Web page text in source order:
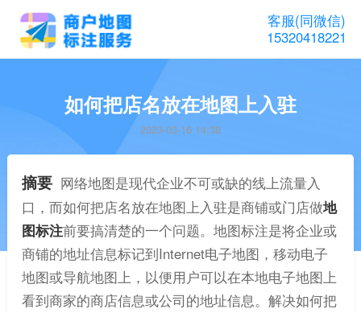
客服(同微信)
15320418221
如何把店名放在地图上入驻
2023-03-16 14:38
摘要 网络地图是现代企业不可或缺的线上流量入
口，而如何把店名放在地图上入驻是商铺或门店做地
图标注前要搞清楚的一个问题。地图标注是将企业或
商铺的地址信息标记到Internet电子地图，移动电子
地图或导航地图上，以便用户可以在本地电子地图上
看到商家的商店信息或公司的地址信息。解决如何把